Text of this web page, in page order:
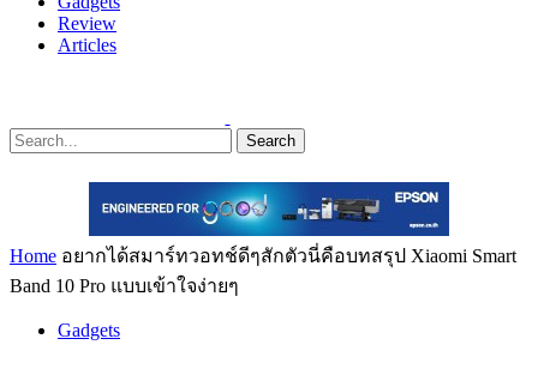
Review
Articles
Search
Home อยากได้สมาร์ทวอทช์ดีๆสักตัวนี่คือบทสรุป Xiaomi Smart
Band 10 Pro แบบเข้าใจง่ายๆ
Gadgets